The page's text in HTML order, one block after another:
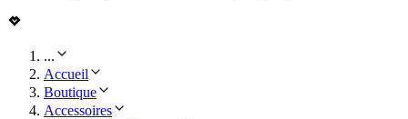
...
Accueil
Boutique
Accessoires